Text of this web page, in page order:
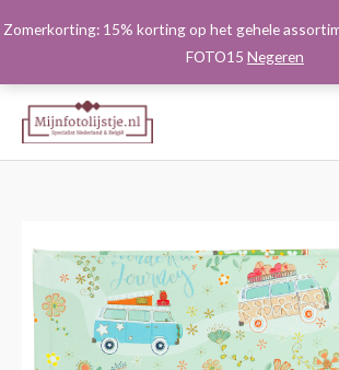
Zomerkorting: 15% korting op het gehele
FOTO15 Negeren
naar